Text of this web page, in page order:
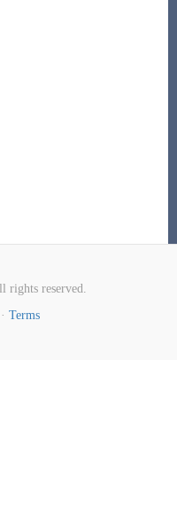
rights reserved.
· Terms